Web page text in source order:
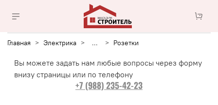
Главная Электрика ... Розетки
Вы можете задать нам любые вопросы через форму
внизу страницы или по телефону
+7 (988) 235-42-23